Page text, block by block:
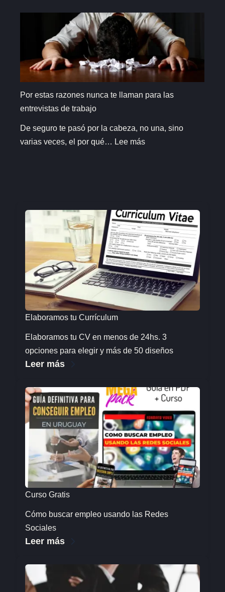
un
Por estas razones nunca te llaman para las
entrevistas de trabajo
De seguro te pasó por la cabeza, no una, sino
varias veces, el por qué… Lee más:
te
llaman
para
las
entrevistas
de
trabajo
Elaboramos tu Currículum
Elaboramos tu CV en menos de 24hs. 3
opciones para elegir y más de 50 diseños
Leer más
Curso Gratis
Cómo buscar empleo usando las Redes
Sociales
Leer más